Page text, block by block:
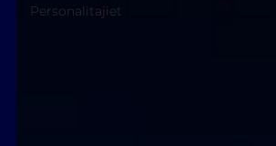
Personalitajiet